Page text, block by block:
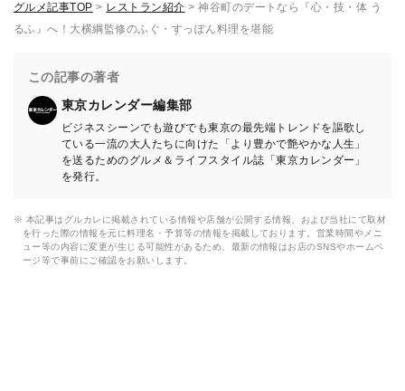
グルメ記事TOP > レストラン紹介 > 神谷町のデートなら『心・技・体 う
るふ』へ！大横綱監修のふぐ・すっぽん料理を堪能
この記事の著者
東京カレンダー編集部
ビジネスシーンでも遊びでも東京の最先端トレンドを謳歌し
ている一流の大人たちに向けた「より豊かで艶やかな人生」
を送るためのグルメ＆ライフスタイル誌「東京カレンダー」
を発行。
※ 本記事はグルカレに掲載されている情報や店舗が公開する情報、および当社にて取材
を行った際の情報を元に料理名・予算等の情報を掲載しております。営業時間やメニ
ュー等の内容に変更が生じる可能性があるため、最新の情報はお店のSNSやホームペ
ージ等で事前にご確認をお願いします。